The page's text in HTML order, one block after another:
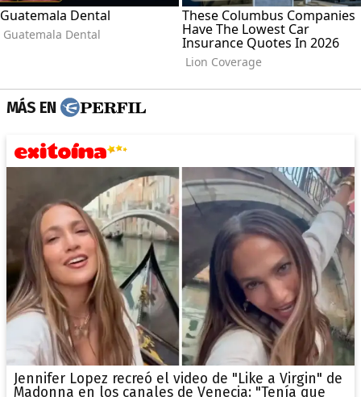
MÁS EN
Jennifer Lopez recreó el video de "Like a Virgin" de
Madonna en los canales de Venecia: "Tenía que